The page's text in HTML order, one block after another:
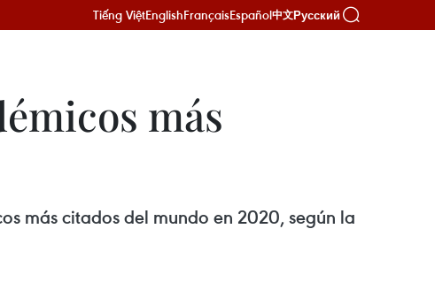
Tiếng ViệtEnglishFrançaisEspañol中文Русский
más
más citados del mundo en 2020, según la